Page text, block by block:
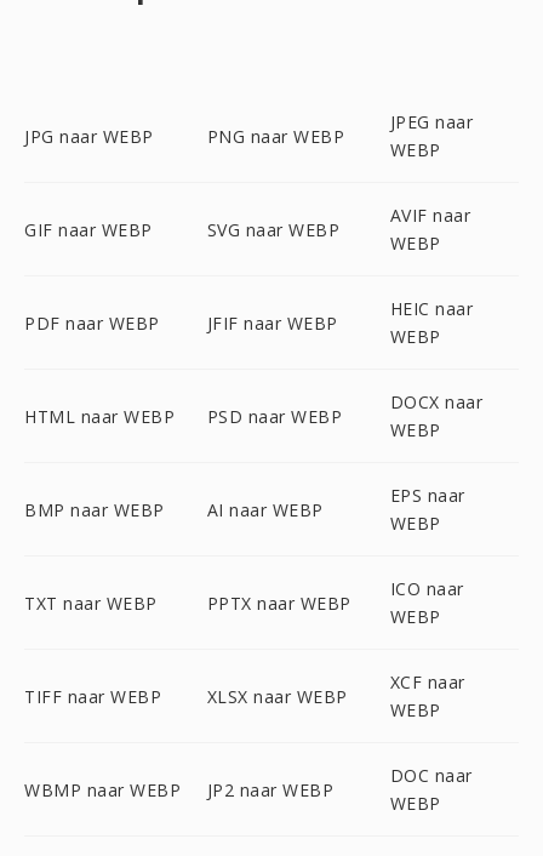
JPG naar WEBP PNG naar WEBP
JPEG naar
WEBP
GIF naar WEBP SVG naar WEBP
AVIF naar
WEBP
PDF naar WEBP JFIF naar WEBP
HEIC naar
WEBP
HTML naar WEBP PSD naar WEBP
DOCX naar
WEBP
BMP naar WEBP AI naar WEBP
EPS naar
WEBP
TXT naar WEBP PPTX naar WEBP
ICO naar
WEBP
TIFF naar WEBP XLSX naar WEBP
XCF naar
WEBP
WBMP naar WEBP JP2 naar WEBP
DOC naar
WEBP